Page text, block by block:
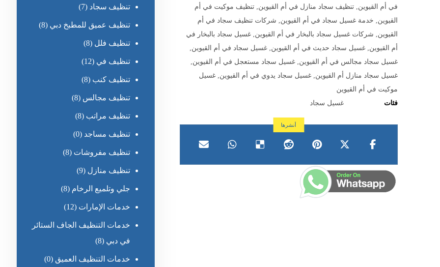
في أم القيوين ,تنظيف سجاد منازل في أم القيوين ,تنظيف موكيت في أم
القيوين
خدمة غسيل سجاد في أم القيوين
شركات تنظيف سجاد في أم
القيوين
شركات غسيل سجاد بالبخار في أم القيوين ,غسيل سجاد بالبخار في
أم القيوين ,غسيل سجاد حديث في أم القيوين ,غسيل سجاد في أم القيوين
غسيل سجاد مجالس في أم القيوين ,غسيل سجاد مستعجل في أم القيوين
غسيل سجاد منازل أم القيوين ,غسيل سجاد يدوي في أم القيوين ,غسيل
موكيت في أم القيوين
فئات
غسيل سجاد
تنظيف سجاد (7)
تنظيف عميق للمطبخ دبي (8)
تنظيف فلل (8)
تنظيف في (12)
تنظيف كنب (8)
تنظيف مجالس (8)
تنظيف مراتب (8)
تنظيف مساجد (0)
تنظيف مفروشات (8)
تنظيف منازل (9)
جلي وتلميع الرخام (8)
خدمات الإمارات (12)
خدمات التنظيف الجاف الستائر
في دبي (8)
خدمات التنظيف العميق (0)